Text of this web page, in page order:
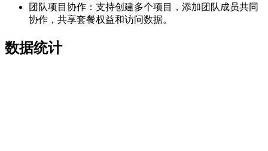
团队项目协作：支持创建多个项目，添加团队成员共同
协作，共享套餐权益和访问数据。
数据统计